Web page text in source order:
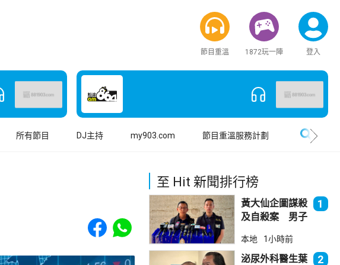
節目重溫 1872玩一陣 登入
所有節目 DJ主持 my903.com 節目重溫服務計劃
Share to Facebook
Share to WhatsApp
至 Hit 新聞排行榜
黃大仙企圖謀殺
及自殺案 男子
墮樓亡
1
本地 1小時前
泌尿外科醫生葉 2